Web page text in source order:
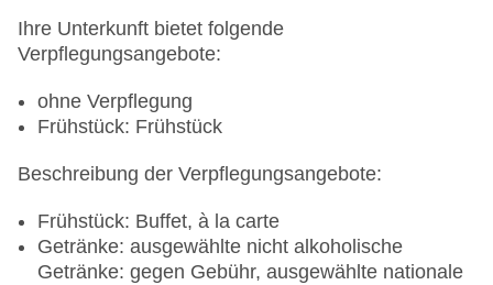
Gebäudeanzahl: 1, Etagen: 6, Zimmer: 151
Landeskategorie: 5 Sterne
Ihre Unterkunft bietet folgende
Verpflegungsangebote:
ohne Verpflegung
Frühstück: Frühstück
Beschreibung der Verpflegungsangebote:
Frühstück: Buffet, à la carte
Getränke: ausgewählte nicht alkoholische
Getränke: gegen Gebühr, ausgewählte nationale